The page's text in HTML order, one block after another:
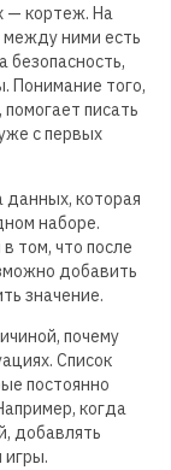
— кортеж. На
между ними есть
безопасность,
Понимание того,
писать
с первых
данных, которая
наборе.
том, что после
добавить
значение.
почему
Список
постоянно
когда
добавлять
игры.